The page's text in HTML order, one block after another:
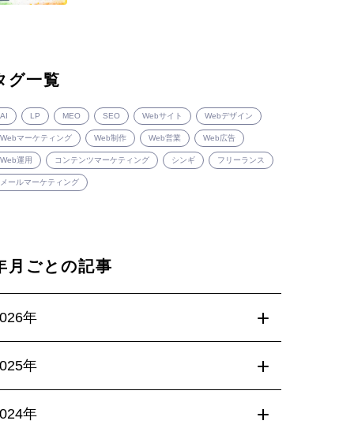
グ一覧
AI LP MEO SEO Webサイト Webデザイン
Webマーケティング Web制作 Web営業 Web広告
Web運用 コンテンツマーケティング シンギ フリーランス
メールマーケティング
月ごとの記事
年
年
年